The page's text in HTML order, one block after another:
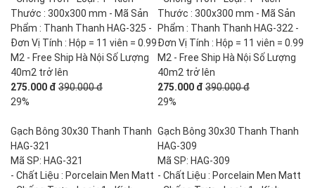
Thước : 300x300 mm - Mã Sản
Phẩm : Thanh Thanh HAG-325 -
Đơn Vị Tính : Hộp = 11 viên = 0.99
M2 - Free Ship Hà Nội Số Lượng
40m2 trở lên
275.000 đ 390.000 đ
29%
Thước : 300x300 mm - Mã Sản
Phẩm : Thanh Thanh HAG-322 -
Đơn Vị Tính : Hộp = 11 viên = 0.99
M2 - Free Ship Hà Nội Số Lượng
40m2 trở lên
275.000 đ 390.000 đ
29%
Gạch Bông 30x30 Thanh Thanh
HAG-321
Mã SP: HAG-321
- Chất Liệu : Porcelain Men Matt
Gạch Bông 30x30 Thanh Thanh
HAG-309
Mã SP: HAG-309
- Chất Liệu : Porcelain Men Matt